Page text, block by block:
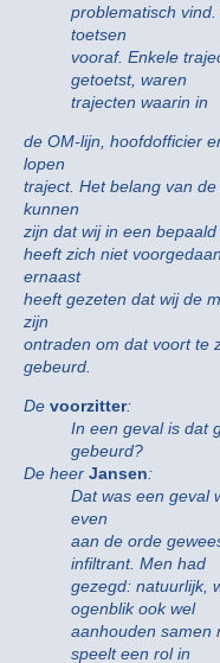
problematisch
toetsen
vooraf. Enkele
getoetst, waren
trajecten waarin in
de OM-lijn, hoofdofficier
lopen
traject. Het belang van
kunnen
zijn dat wij in een
heeft zich niet
ernaast
heeft gezeten dat wij de
zijn
ontraden om dat voort te
gebeurd.
De voorzitter:
In een geval is dat
gebeurd?
De heer Jansen:
Dat was een geval
even
aan de orde
infiltrant. Men had
gezegd: natuurlijk,
ogenblik ook wel
aanhouden samen
speelt een rol in